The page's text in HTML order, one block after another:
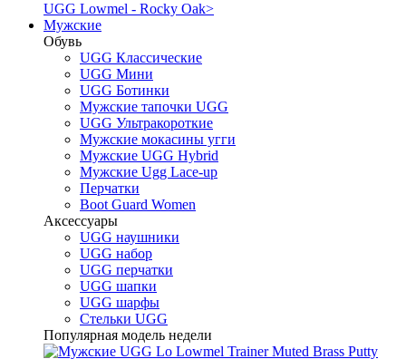
UGG Lowmel - Rocky Oak>
Мужские
Обувь
UGG Классические
UGG Мини
UGG Ботинки
Мужские тапочки UGG
UGG Ультракороткие
Мужские мокасины угги
Мужские UGG Hybrid
Мужские Ugg Lace-up
Перчатки
Boot Guard Women
Аксессуары
UGG наушники
UGG набор
UGG перчатки
UGG шапки
UGG шарфы
Стельки UGG
Популярная модель недели